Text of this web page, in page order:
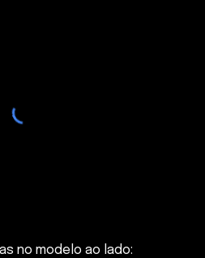
no modelo ao lado: